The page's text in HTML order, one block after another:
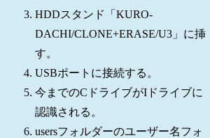
HDDスタンド「KURO-
DACHI/CLONE+ERASE/U3」に挿
す。
USBポートに接続する。
今までのCドライブがIドライブに
認識される。
usersフォルダーのユーザー名フォ